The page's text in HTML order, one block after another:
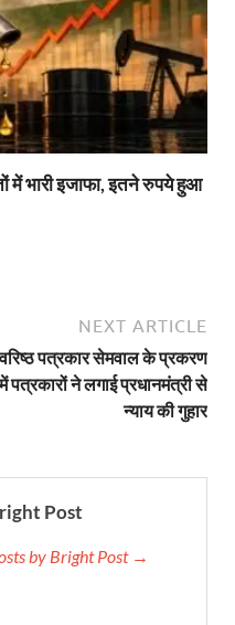
में भारी इजाफा, इतने रुपये हुआ
NEXT ARTICLE
वरिष्ठ पत्रकार सेमवाल के प्रकरण
में पत्रकारों ने लगाई प्रधानमंत्री से
न्याय की गुहार
Post
by Bright Post →